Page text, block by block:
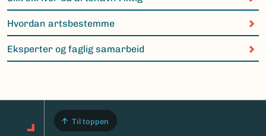
Hvordan artsbestemme
Eksperter og faglig samarbeid
Til toppen